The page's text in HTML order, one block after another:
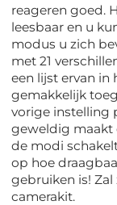
reageren goed.
leesbaar en u
modus u zich
met 21
een lijst ervan in
gemakkelijk
vorige instelling
geweldig maakt
de modi
op hoe
gebruiken is!
camerakit.